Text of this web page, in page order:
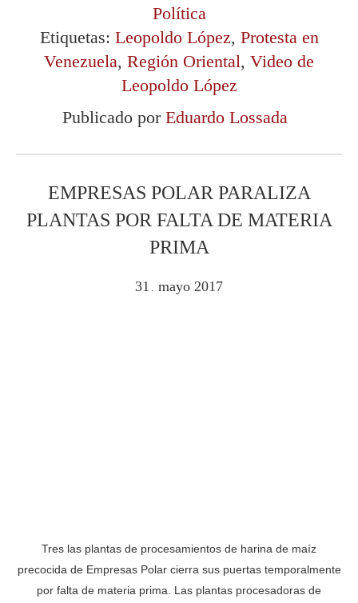
Política
Etiquetas: Leopoldo López, Protesta en
Venezuela, Región Oriental, Video de
Leopoldo López
Publicado por Eduardo Lossada
EMPRESAS POLAR PARALIZA
PLANTAS POR FALTA DE MATERIA
PRIMA
31 mayo 2017
Tres las plantas de procesamientos de harina de maíz
precocida de Empresas Polar cierra sus puertas temporalmente
por falta de materia prima. Las plantas procesadoras de